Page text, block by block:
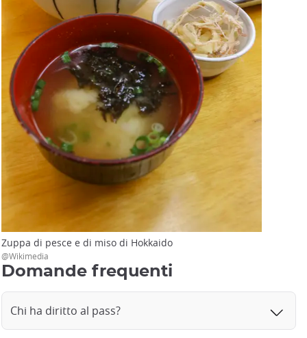
Zuppa di pesce e di miso di Hokkaido
@Wikimedia
Domande frequenti
Chi ha diritto al pass?